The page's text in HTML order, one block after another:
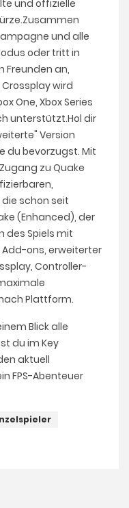
und offizielle
und alle
oder tritt in
Freunden an,
wird
One, Xbox Series
unterstützt.Hol dir
Version
du bevorzugst. Mit
zu Quake
die schon seit
(Enhanced), der
des Spiels mit
ons, erweiterter
Controller-
Plattform.
Blick alle
du im Key
aktuell
FPS-Abenteuer